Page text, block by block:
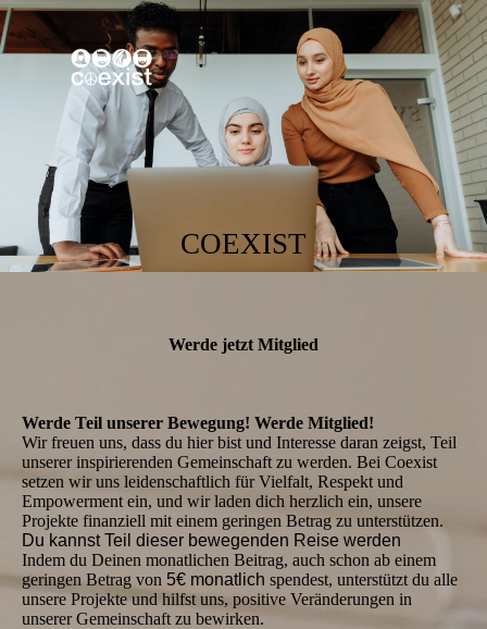
COEXIST
Werde jetzt Mitglied
Werde Teil unserer Bewegung! Werde Mitglied!
Wir freuen uns, dass du hier bist und Interesse daran zeigst, Teil
unserer inspirierenden Gemeinschaft zu werden. Bei Coexist
setzen wir uns leidenschaftlich für Vielfalt, Respekt und
Empowerment ein, und wir laden dich herzlich ein, unsere
Projekte finanziell mit einem geringen Betrag zu unterstützen.
Du kannst Teil dieser bewegenden Reise werden
Indem du Deinen monatlichen Beitrag, auch schon ab einem
geringen Betrag von 5€ monatlich spendest, unterstützt du alle
unsere Projekte und hilfst uns, positive Veränderungen in
unserer Gemeinschaft zu bewirken.